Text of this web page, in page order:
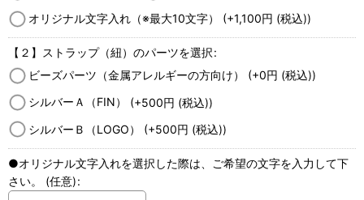
オリジナル文字入れ（※最大10文字） (+1,100円 (税込))
【２】ストラップ（紐）のパーツを選択:
ビーズパーツ（金属アレルギーの方向け） (+0円 (税込))
シルバーＡ（FIN） (+500円 (税込))
シルバーＢ（LOGO） (+500円 (税込))
●オリジナル文字入れを選択した際は、ご希望の文字を入力して下
さい。 (任意):